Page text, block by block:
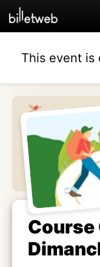
This event is